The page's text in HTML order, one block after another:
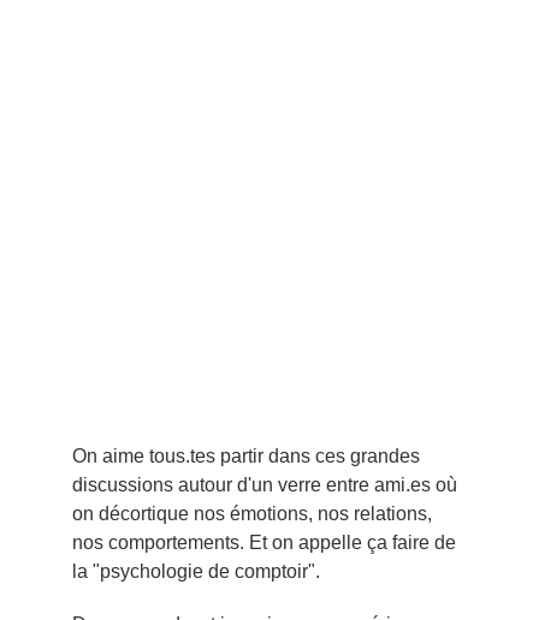
On aime tous.tes partir dans ces grandes
discussions autour d'un verre entre ami.es où
on décortique nos émotions, nos relations,
nos comportements. Et on appelle ça faire de
la "psychologie de comptoir".